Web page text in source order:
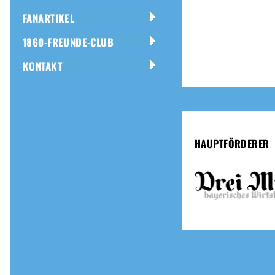
FANARTIKEL
1860-FREUNDE-CLUB
KONTAKT
HAUPTFÖRDERER